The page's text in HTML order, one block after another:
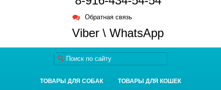
Обратная связь
Viber \ WhatsApp
ТОВАРЫ ДЛЯ СОБАК ТОВАРЫ ДЛЯ КОШЕК